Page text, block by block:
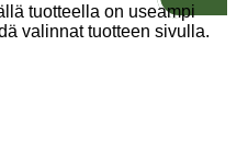
tuotteella on useampi
valinnat tuotteen sivulla.